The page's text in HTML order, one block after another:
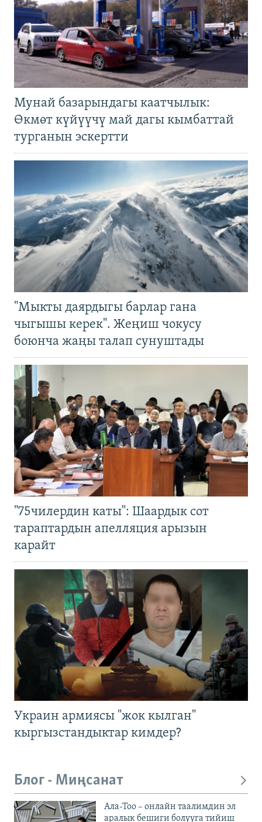
Мунай базарындагы каатчылык:
Өкмөт күйүүчү май дагы кымбаттай
турганын эскертти
"Мыкты даярдыгы барлар гана
чыгышы керек". Жеңиш чокусу
боюнча жаңы талап сунуштады
"75чилердин каты": Шаардык сот
тараптардын апелляция арызын
карайт
Украин армиясы "жок кылган"
кыргызстандыктар кимдер?
Блог - Миңсанат
Ала-Тоо – онлайн таалимдин эл
аралык бешиги болууга тийиш